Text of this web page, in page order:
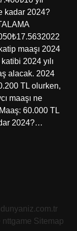
kadar 2024?
maaşı 2024
2024 yılı
alacak. 2024
TL olurken,
maaşı ne
60.000 TL
2024?…
nttgame Sitemap